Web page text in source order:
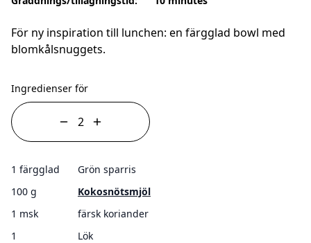
För ny inspiration till lunchen: en färgglad bowl med
blomkålsnuggets.
Ingredienser för
1 färgglad
Grön sparris
100 g
Kokosnötsmjöl
1 msk
färsk koriander
1
Lök